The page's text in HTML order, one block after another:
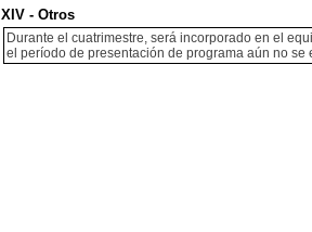
XIV - Otros
Durante el cuatrimestre, será incorporado en el
el período de presentación de programa aún no